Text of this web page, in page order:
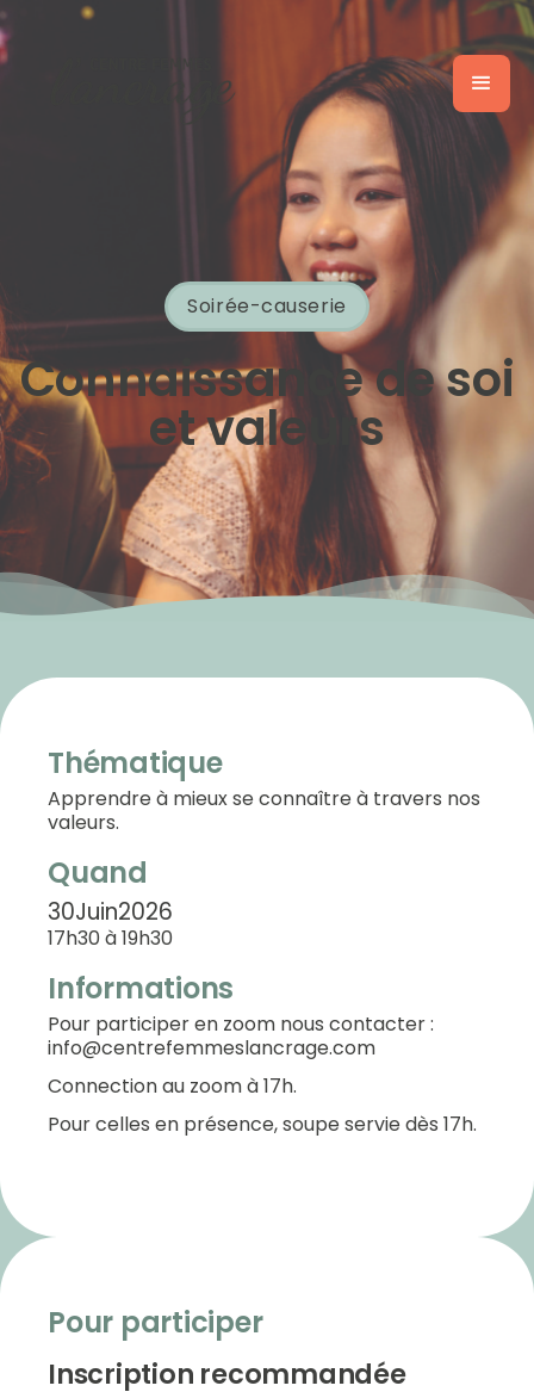
Soirée-causerie
Connaissance de soi
et valeurs
Thématique
Apprendre à mieux se connaître à travers nos
valeurs.
Quand
30Juin2026
17h30 à 19h30
Informations
Pour participer en zoom nous contacter :
info@centrefemmeslancrage.com
Connection au zoom à 17h.
Pour celles en présence, soupe servie dès 17h.
Pour participer
Inscription recommandée